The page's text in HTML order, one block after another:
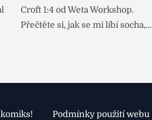
Croft 1:4 od Weta Workshop.
Přečtěte si, jak se mi líbí socha,…
Podmínky použití webu